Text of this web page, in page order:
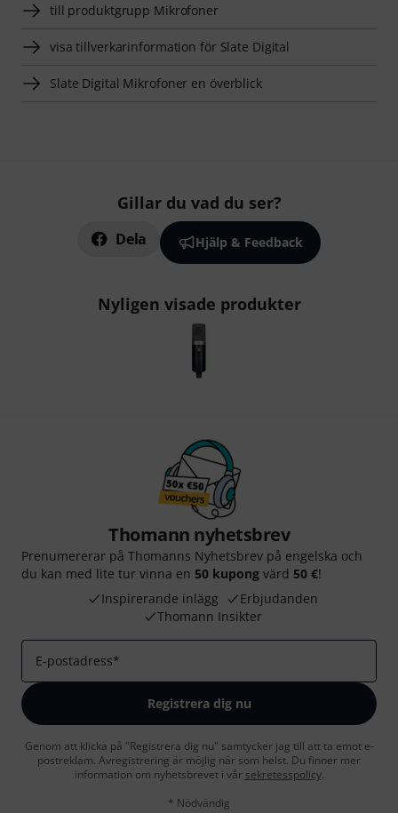
till produktgrupp Mikrofoner
visa tillverkarinformation för Slate Digital
Slate Digital Mikrofoner en överblick
Gillar du vad du ser?
Dela Hjälp & Feedback
Nyligen visade produkter
Thomann nyhetsbrev
Prenumererar på Thomanns Nyhetsbrev på engelska och
du kan med lite tur vinna en 50 kupong värd 50 €!
Inspirerande inlägg
Erbjudanden
Thomann Insikter
E-postadress*
Registrera dig nu
Genom att klicka på "Registrera dig nu" samtycker jag till att ta emot e-
postreklam. Avregistrering är möjlig när som helst. Du finner mer
information om nyhetsbrevet i vår sekretesspolicy.
* Nödvändig